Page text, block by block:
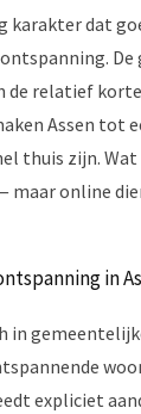
karakter dat
De
de relatief korte
Assen tot
thuis zijn. Wat
maar online
in
in
expliciet